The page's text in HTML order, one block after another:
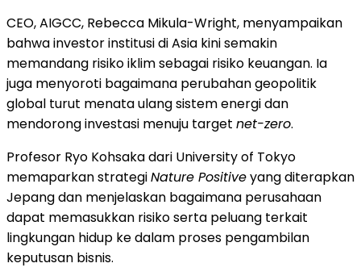
CEO, AIGCC, Rebecca Mikula-Wright, menyampaikan
bahwa investor institusi di Asia kini semakin
memandang risiko iklim sebagai risiko keuangan. Ia
juga menyoroti bagaimana perubahan geopolitik
global turut menata ulang sistem energi dan
mendorong investasi menuju target net-zero.
Profesor Ryo Kohsaka dari University of Tokyo
memaparkan strategiNature Positiveyang diterapkan
Jepang dan menjelaskan bagaimana perusahaan
dapat memasukkan risiko serta peluang terkait
lingkungan hidup ke dalam proses pengambilan
keputusan bisnis.